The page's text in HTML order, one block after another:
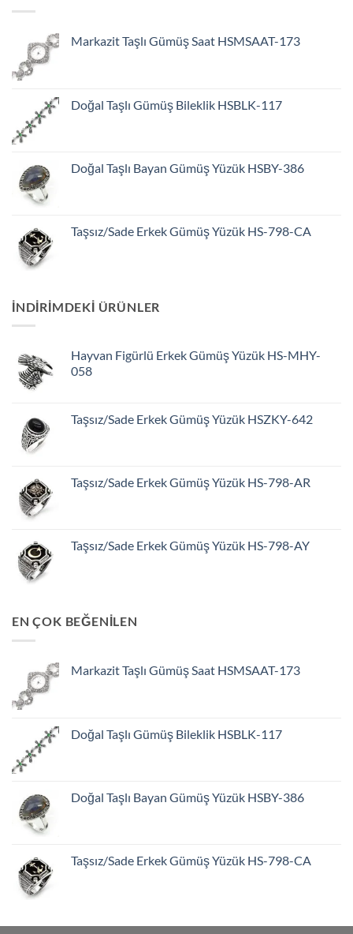
Markazit Taşlı Gümüş Saat HSMSAAT-173
Doğal Taşlı Gümüş Bileklik HSBLK-117
Doğal Taşlı Bayan Gümüş Yüzük HSBY-386
Taşsız/Sade Erkek Gümüş Yüzük HS-798-CA
INDIRIMDEKI ÜRÜNLER
Hayvan Figürlü Erkek Gümüş Yüzük HS-MHY-
058
Taşsız/Sade Erkek Gümüş Yüzük HSZKY-642
Taşsız/Sade Erkek Gümüş Yüzük HS-798-AR
Taşsız/Sade Erkek Gümüş Yüzük HS-798-AY
EN ÇOK BEĞENİLEN
Markazit Taşlı Gümüş Saat HSMSAAT-173
Doğal Taşlı Gümüş Bileklik HSBLK-117
Doğal Taşlı Bayan Gümüş Yüzük HSBY-386
Taşsız/Sade Erkek Gümüş Yüzük HS-798-CA